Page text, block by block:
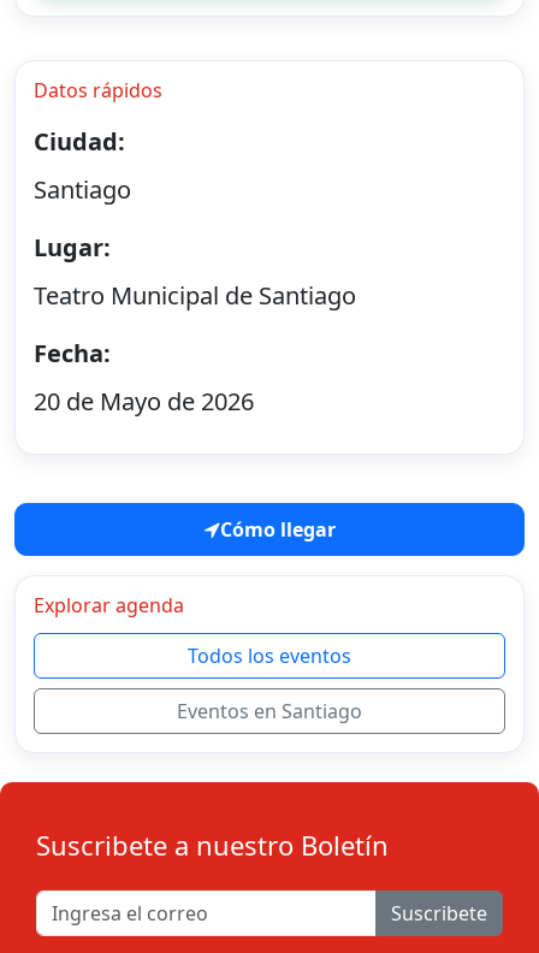
Datos rápidos
Ciudad:
Santiago
Lugar:
Teatro Municipal de Santiago
Fecha:
20 de Mayo de 2026
Cómo llegar
Explorar agenda
Todos los eventos
Eventos en Santiago
Suscribete a nuestro Boletín
Suscribete